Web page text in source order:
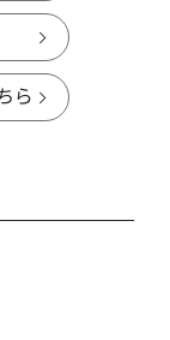
ら